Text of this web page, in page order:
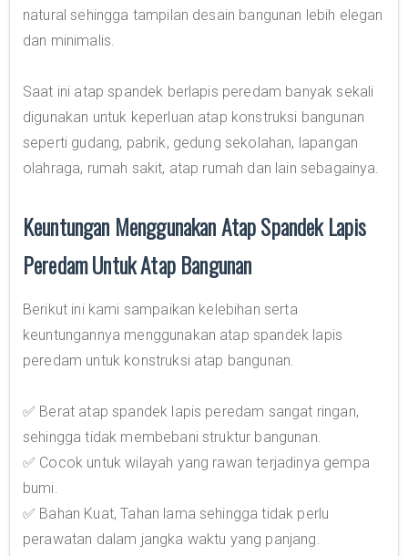
natural sehingga tampilan desain bangunan lebih elegan
dan minimalis.
Saat ini atap spandek berlapis peredam banyak sekali
digunakan untuk keperluan atap konstruksi bangunan
seperti gudang, pabrik, gedung sekolahan, lapangan
olahraga, rumah sakit, atap rumah dan lain sebagainya.
Keuntungan Menggunakan Atap Spandek Lapis
Peredam Untuk Atap Bangunan
Berikut ini kami sampaikan kelebihan serta
keuntungannya menggunakan atap spandek lapis
peredam untuk konstruksi atap bangunan.
✅ Berat atap spandek lapis peredam sangat ringan,
sehingga tidak membebani struktur bangunan.
✅ Cocok untuk wilayah yang rawan terjadinya gempa
bumi.
✅ Bahan Kuat, Tahan lama sehingga tidak perlu
perawatan dalam jangka waktu yang panjang.